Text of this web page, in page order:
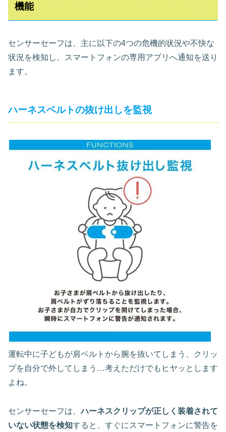
機能
センサーセーフは、主に以下の4つの危機的状況や不快な
状況を検知し、スマートフォンの専用アプリへ通知を送り
ます。
ハーネスベルトの抜け出しを監視
運転中に子どもが肩ベルトから腕を抜いてしまう、クリッ
プを自分で外してしまう…考えただけでもヒヤッとします
よね。
センサーセーフは、ハーネスクリップが正しく装着されて
いない状態を検知すると、すぐにスマートフォンに警告を